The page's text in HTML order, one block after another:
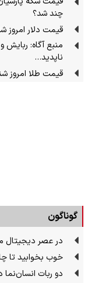
چند شد؟
قیمت دلار امروز شنبه ۱۷ مرداد ۱۴۰۵ / دلار در بازار
منبع آگاه:
ناپدید…
قیمت طلا امروز شنبه ۱۷ مرداد ۱۴۰۵ / طلای ۱۸ عیار
گوناگون
در عصر دیجیتال
خوب بخوابید تا
دو ربات انسان‌نما